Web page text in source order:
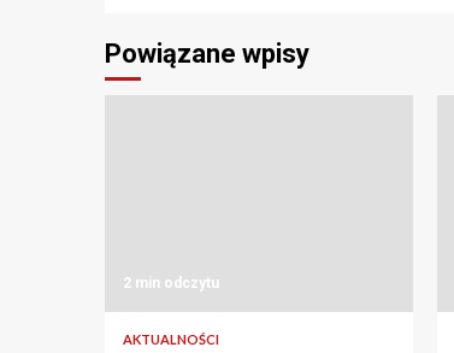
Powiązane wpisy
2 min odczytu
AKTUALNOŚCI